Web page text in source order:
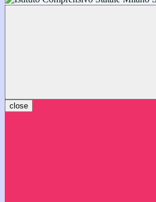
inizieranno il 14 settembre 2026: vi
close